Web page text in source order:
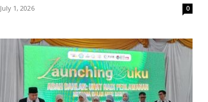
July 1, 2026 0